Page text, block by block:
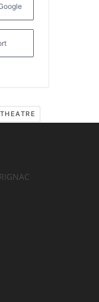
THEATRE